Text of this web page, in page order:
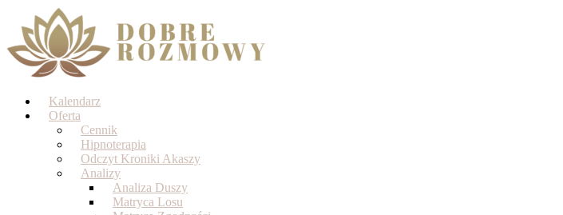
content
Kalendarz
Oferta
Cennik
Hipnoterapia
Odczyt Kroniki Akaszy
Analizy
Analiza Duszy
Matryca Losu